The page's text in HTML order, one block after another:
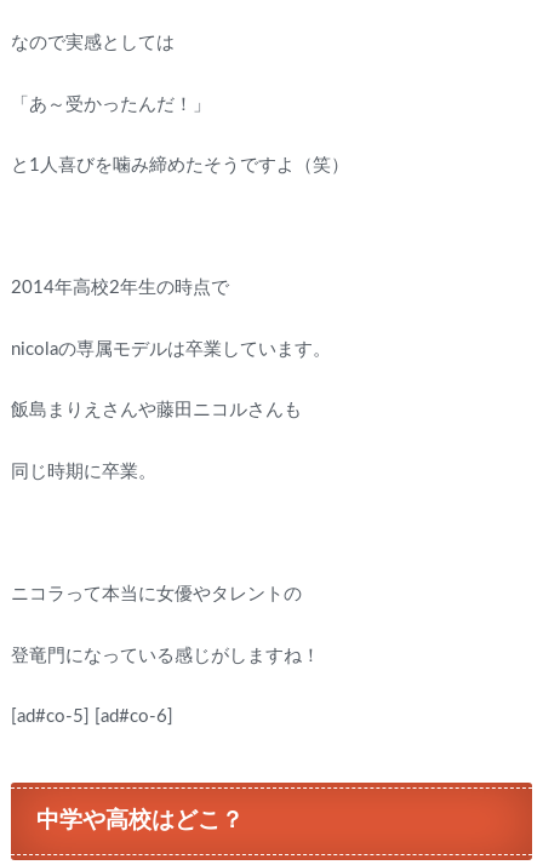
なので実感としては
「あ～受かったんだ！」
と1人喜びを噛み締めたそうですよ（笑）
2014年高校2年生の時点で
nicolaの専属モデルは卒業しています。
飯島まりえさんや藤田ニコルさんも
同じ時期に卒業。
ニコラって本当に女優やタレントの
登竜門になっている感じがしますね！
[ad#co-5] [ad#co-6]
中学や高校はどこ？